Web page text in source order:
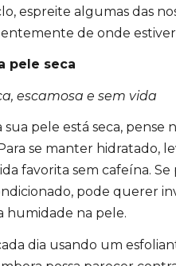
espreite algumas das
de onde estiver
pele seca
escamosa e sem vida
sua pele está seca,
se manter hidratado,
favorita sem cafeína.
pode querer
humidade na pele.
dia usando um